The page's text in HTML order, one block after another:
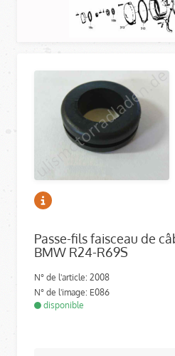
Passe-fils faisceau de
BMW R24-R69S
N° de l'article: 2008
N° de l'image: E086
disponible